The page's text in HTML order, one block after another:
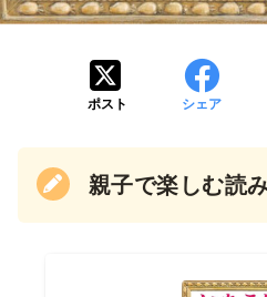
ポスト シェア
親子で楽しむ読